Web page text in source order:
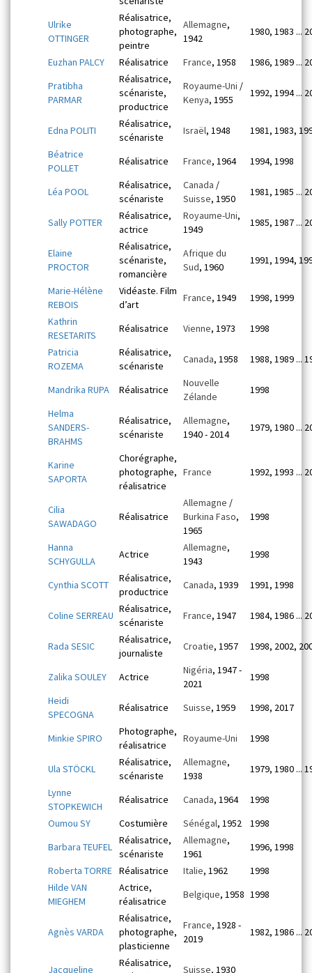
Ulrike
OTTINGER
Réalisatrice,
photographe,
peintre
Allemagne,
1942
1980, 1983 ...
Euzhan PALCY Réalisatrice France, 1958
1986, 1989 ...
Pratibha
PARMAR
Réalisatrice,
scénariste,
productrice
Royaume-Uni /
Kenya, 1955
1992, 1994 ...
Edna POLITI
Réalisatrice,
scénariste
Israël, 1948
1981, 1983,
Béatrice
POLLET
Réalisatrice France, 1964 1994, 1998
Léa POOL
Réalisatrice,
scénariste
Canada /
Suisse, 1950
1981, 1985 ...
Sally POTTER
Réalisatrice,
actrice
Royaume-Uni,
1949
1985, 1987 ...
Elaine
PROCTOR
Réalisatrice,
scénariste,
romancière
Afrique du
Sud, 1960
1991, 1994,
Marie-Hélène
REBOIS
Vidéaste. Film
d’art
France, 1949
1998, 1999
Kathrin
RESETARITS
Réalisatrice Vienne, 1973
1998
Patricia
ROZEMA
Réalisatrice,
scénariste
Canada, 1958 1988, 1989 ...
Mandrika RUPA Réalisatrice
Nouvelle
Zélande
1998
Helma
SANDERS-
BRAHMS
Réalisatrice,
scénariste
Allemagne,
1940 - 2014
1979, 1980 ...
Karine
SAPORTA
Chorégraphe,
photographe,
réalisatrice
France 1992, 1993 ...
Cilia
SAWADAGO
Réalisatrice
Allemagne /
Burkina Faso,
1965
1998
Hanna
SCHYGULLA
Actrice
Allemagne,
1943
1998
Cynthia SCOTT
Réalisatrice,
productrice
Canada, 1939 1991, 1998
Coline SERREAU
Réalisatrice,
scénariste
France, 1947 1984, 1986 ...
Rada SESIC
Réalisatrice,
journaliste
Croatie, 1957 1998, 2002,
Zalika SOULEY Actrice
Nigéria, 1947 -
2021
1998
Heidi
SPECOGNA
Réalisatrice Suisse, 1959 1998, 2017
Minkie SPIRO
Photographe,
réalisatrice
Royaume-Uni 1998
Ula STÖCKL
Réalisatrice,
scénariste
Allemagne,
1938
1979, 1980 ...
Lynne
STOPKEWICH
Réalisatrice Canada, 1964
1998
Oumou SY
Costumière Sénégal, 1952
1998
Barbara TEUFEL
Réalisatrice,
scénariste
Allemagne,
1961
1996, 1998
Roberta TORRE Réalisatrice Italie, 1962
1998
Hilde VAN
MIEGHEM
Actrice,
réalisatrice
Belgique, 1958 1998
Agnès VARDA
Réalisatrice,
photographe,
plasticienne
France, 1928 -
2019
1982, 1986 ...
Jacqueline
Réalisatrice,
Suisse, 1930